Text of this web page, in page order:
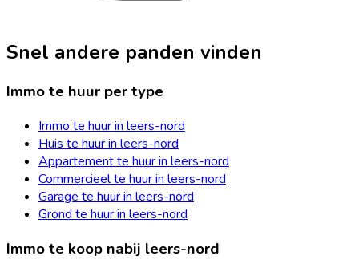
Snel andere panden vinden
Immo te huur per type
Immo te huur in leers-nord
Huis te huur in leers-nord
Appartement te huur in leers-nord
Commercieel te huur in leers-nord
Garage te huur in leers-nord
Grond te huur in leers-nord
Immo te koop nabij leers-nord